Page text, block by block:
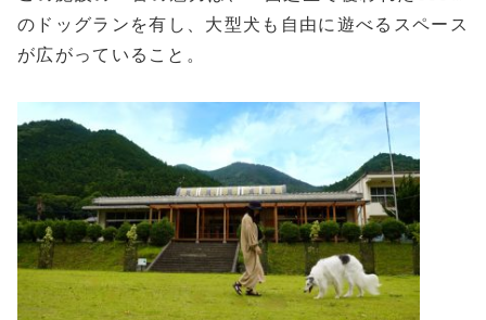
のドッグランを有し、大型犬も自由に遊べるスペース
が広がっていること。